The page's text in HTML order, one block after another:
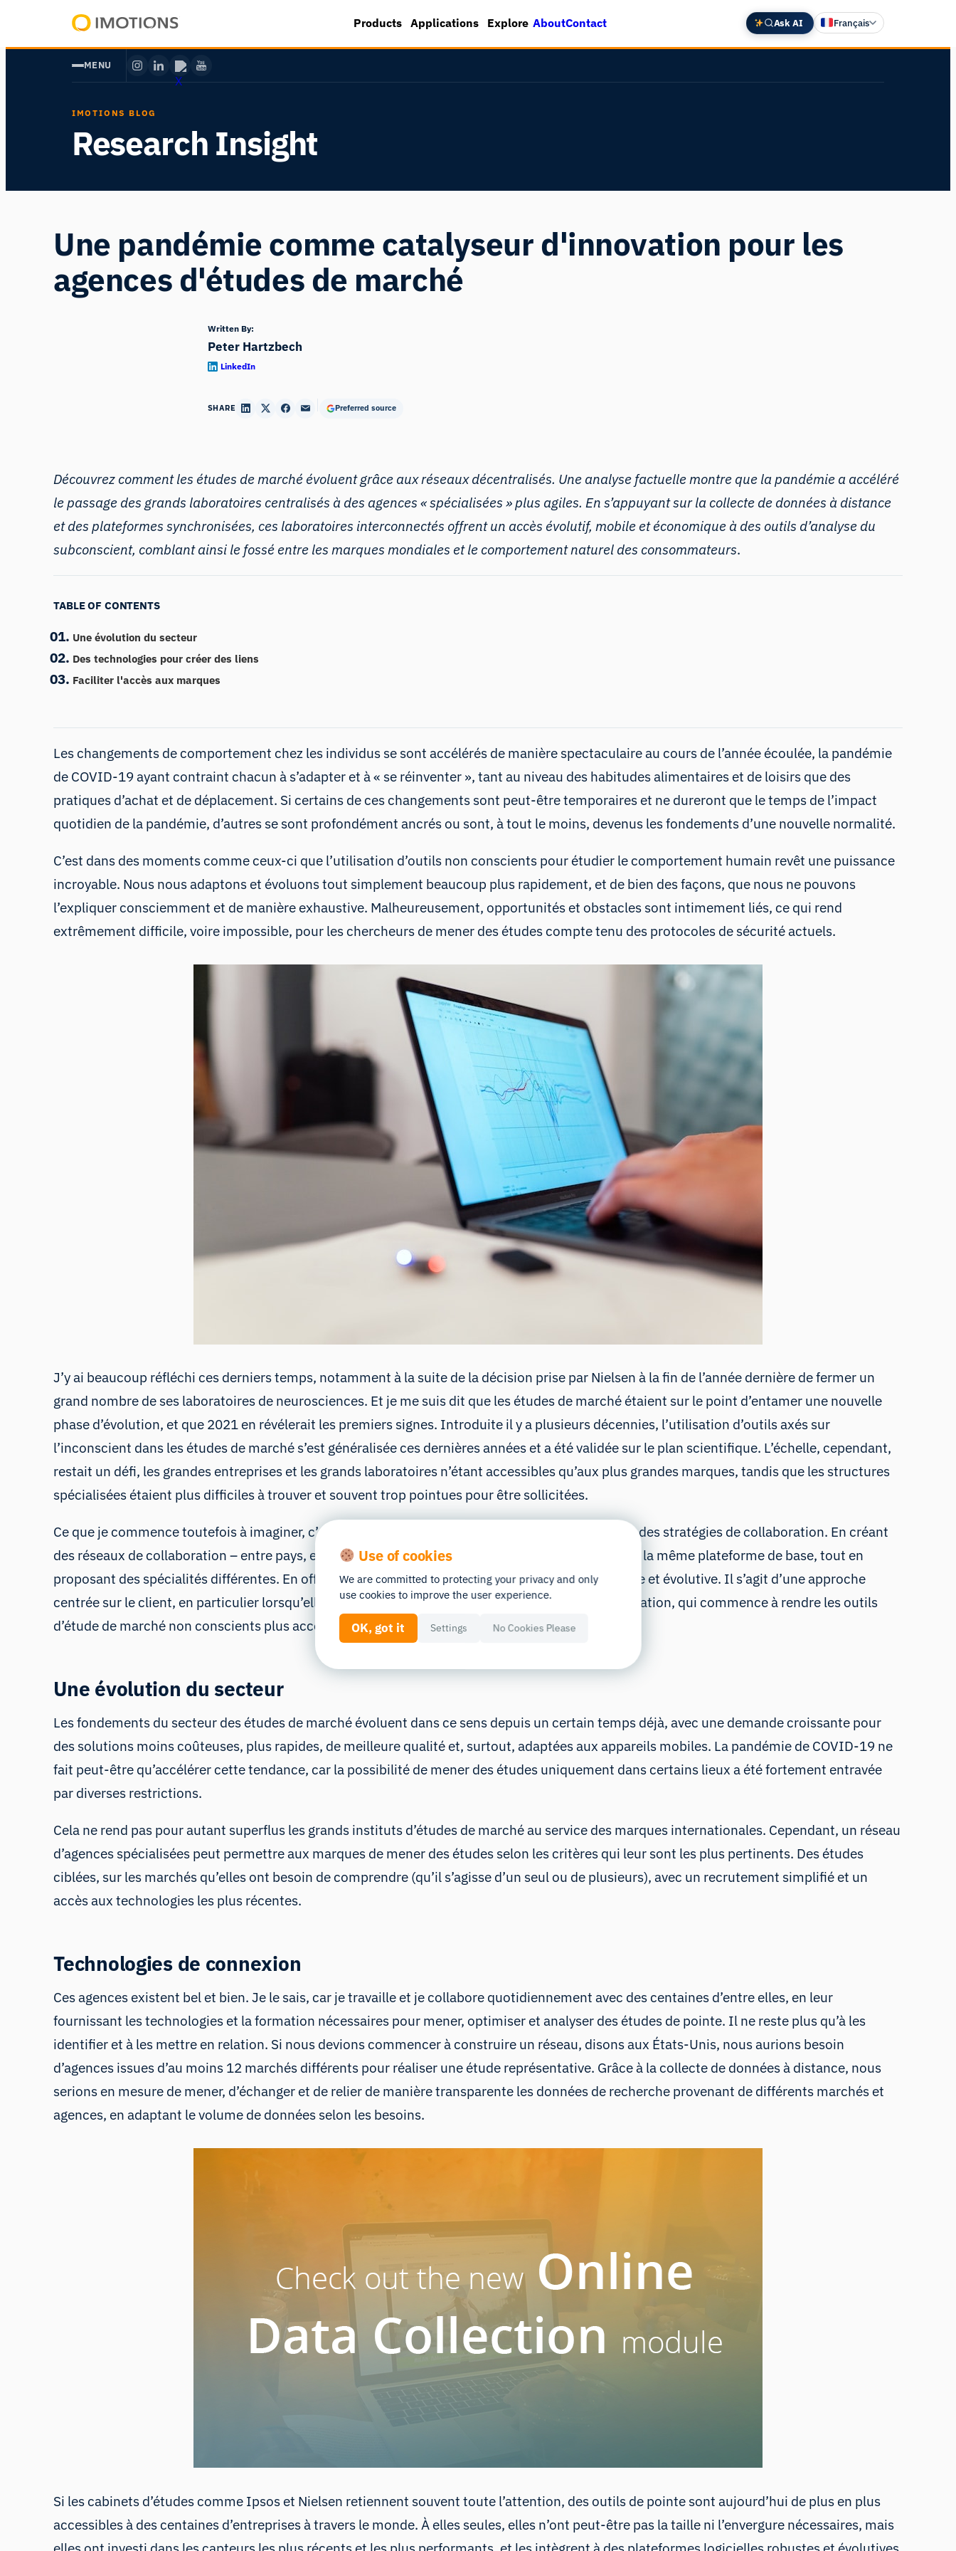
contenu
Human
Products Applications Explore AboutContact Ask AI Français
English
MENU
IMOTIONS BLOG
Research Insight
Une pandémie comme catalyseur d'innovation pour les
agences d'études de marché
Written By:
Peter Hartzbech
LinkedIn
SHARE Preferred source
Découvrez comment les études de marché évoluent grâce aux réseaux décentralisés. Une analyse factuelle montre que la pandémie a accéléré
le passage des grands laboratoires centralisés à des agences « spécialisées » plus agiles. En s’appuyant sur la collecte de données à distance
et des plateformes synchronisées, ces laboratoires interconnectés offrent un accès évolutif, mobile et économique à des outils d’analyse du
subconscient, comblant ainsi le fossé entre les marques mondiales et le comportement naturel des consommateurs.
TABLE OF CONTENTS
Une évolution du secteur
Des technologies pour créer des liens
Faciliter l'accès aux marques
Les changements de comportement chez les individus se sont accélérés de manière spectaculaire au cours de l’année écoulée, la pandémie
de COVID-19 ayant contraint chacun à s’adapter et à « se réinventer », tant au niveau des habitudes alimentaires et de loisirs que des
pratiques d’achat et de déplacement. Si certains de ces changements sont peut-être temporaires et ne dureront que le temps de l’impact
quotidien de la pandémie, d’autres se sont profondément ancrés ou sont, à tout le moins, devenus les fondements d’une nouvelle normalité.
C’est dans des moments comme ceux-ci que l’utilisation d’outils non conscients pour étudier le comportement humain revêt une puissance
incroyable. Nous nous adaptons et évoluons tout simplement beaucoup plus rapidement, et de bien des façons, que nous ne pouvons
l’expliquer consciemment et de manière exhaustive. Malheureusement, opportunités et obstacles sont intimement liés, ce qui rend
extrêmement difficile, voire impossible, pour les chercheurs de mener des études compte tenu des protocoles de sécurité actuels.
J’y ai beaucoup réfléchi ces derniers temps, notamment à la suite de la décision prise par Nielsen à la fin de l’année dernière de fermer un
grand nombre de ses laboratoires de neurosciences. Et je me suis dit que les études de marché étaient sur le point d’entamer une nouvelle
phase d’évolution, et que 2021 en révélerait les premiers signes. Introduite il y a plusieurs décennies, l’utilisation d’outils axés sur
l’inconscient dans les études de marché s’est généralisée ces dernières années et a été validée sur le plan scientifique. L’échelle, cependant,
restait un défi, les grandes entreprises et les grands laboratoires n’étant accessibles qu’aux plus grandes marques, tandis que les structures
spécialisées étaient plus difficiles à trouver et souvent trop pointues pour être sollicitées.
Ce que je commence toutefois à imaginer, c’est la manière dont ces petites structures envisagent des stratégies de collaboration. En créant
des réseaux de collaboration – entre pays, entre États, entre secteurs d’activité. En s’appuyant sur la même plateforme de base, tout en
proposant des spécialités différentes. En offrant aux clients une solution alternative viable, flexible et évolutive. Il s’agit d’une approche
centrée sur le client, en particulier lorsqu’elle s’appuie, par exemple, sur un programme de certification, qui commence à rendre les outils
d’étude de marché non conscients plus accessibles aux marques, grandes et petites.
Une évolution du secteur
Les fondements du secteur des études de marché évoluent dans ce sens depuis un certain temps déjà, avec une demande croissante pour
des solutions moins coûteuses, plus rapides, de meilleure qualité et, surtout, adaptées aux appareils mobiles. La pandémie de COVID-19 ne
fait peut-être qu’accélérer cette tendance, car la possibilité de mener des études uniquement dans certains lieux a été fortement entravée
par diverses restrictions.
Cela ne rend pas pour autant superflus les grands instituts d’études de marché au service des marques internationales. Cependant, un réseau
d’agences spécialisées peut permettre aux marques de mener des études selon les critères qui leur sont les plus pertinents. Des études
ciblées, sur les marchés qu’elles ont besoin de comprendre (qu’il s’agisse d’un seul ou de plusieurs), avec un recrutement simplifié et un
accès aux technologies les plus récentes.
Technologies de connexion
Ces agences existent bel et bien. Je le sais, car je travaille et je collabore quotidiennement avec des centaines d’entre elles, en leur
fournissant les technologies et la formation nécessaires pour mener, optimiser et analyser des études de pointe. Il ne reste plus qu’à les
identifier et à les mettre en relation. Si nous devions commencer à construire un réseau, disons aux États-Unis, nous aurions besoin
d’agences issues d’au moins 12 marchés différents pour réaliser une étude représentative. Grâce à la collecte de données à distance, nous
serions en mesure de mener, d’échanger et de relier de manière transparente les données de recherche provenant de différents marchés et
agences, en adaptant le volume de données selon les besoins.
Si les cabinets d’études comme Ipsos et Nielsen retiennent souvent toute l’attention, des outils de pointe sont aujourd’hui de plus en plus
accessibles à des centaines d’entreprises à travers le monde. À elles seules, elles n’ont peut-être pas la taille ni l’envergure nécessaires, mais
Use of cookies
We are committed to protecting your privacy and only
use cookies to improve the user experience.
OK, got it Settings No Cookies Please